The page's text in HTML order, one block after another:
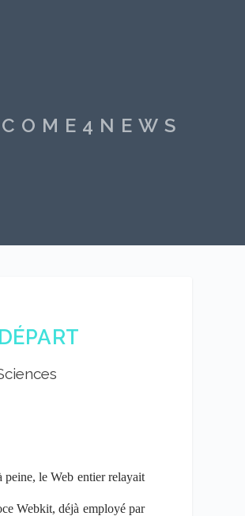
peine, le Web entier relayait
Webkit, déjà employé par